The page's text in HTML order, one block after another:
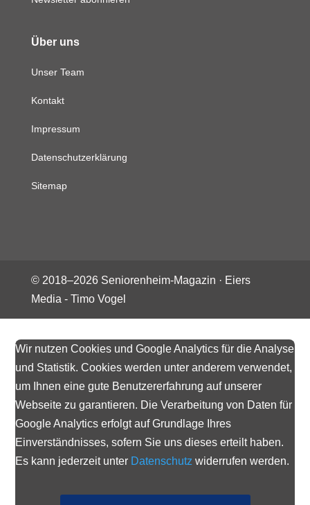
Über uns
Unser Team
Kontakt
Impressum
Datenschutzerklärung
Sitemap
© 2018–2026Seniorenheim-Magazin · Eiers
Media - Timo Vogel
Wir nutzen Cookies und Google Analytics für die Analyse
und Statistik. Cookies werden unter anderem verwendet,
um Ihnen eine gute Benutzererfahrung auf unserer
Webseite zu garantieren. Die Verarbeitung von Daten für
Google Analytics erfolgt auf Grundlage Ihres
Einverständnisses, sofern Sie uns dieses erteilt haben.
Es kann jederzeit unter Datenschutz widerrufen werden.